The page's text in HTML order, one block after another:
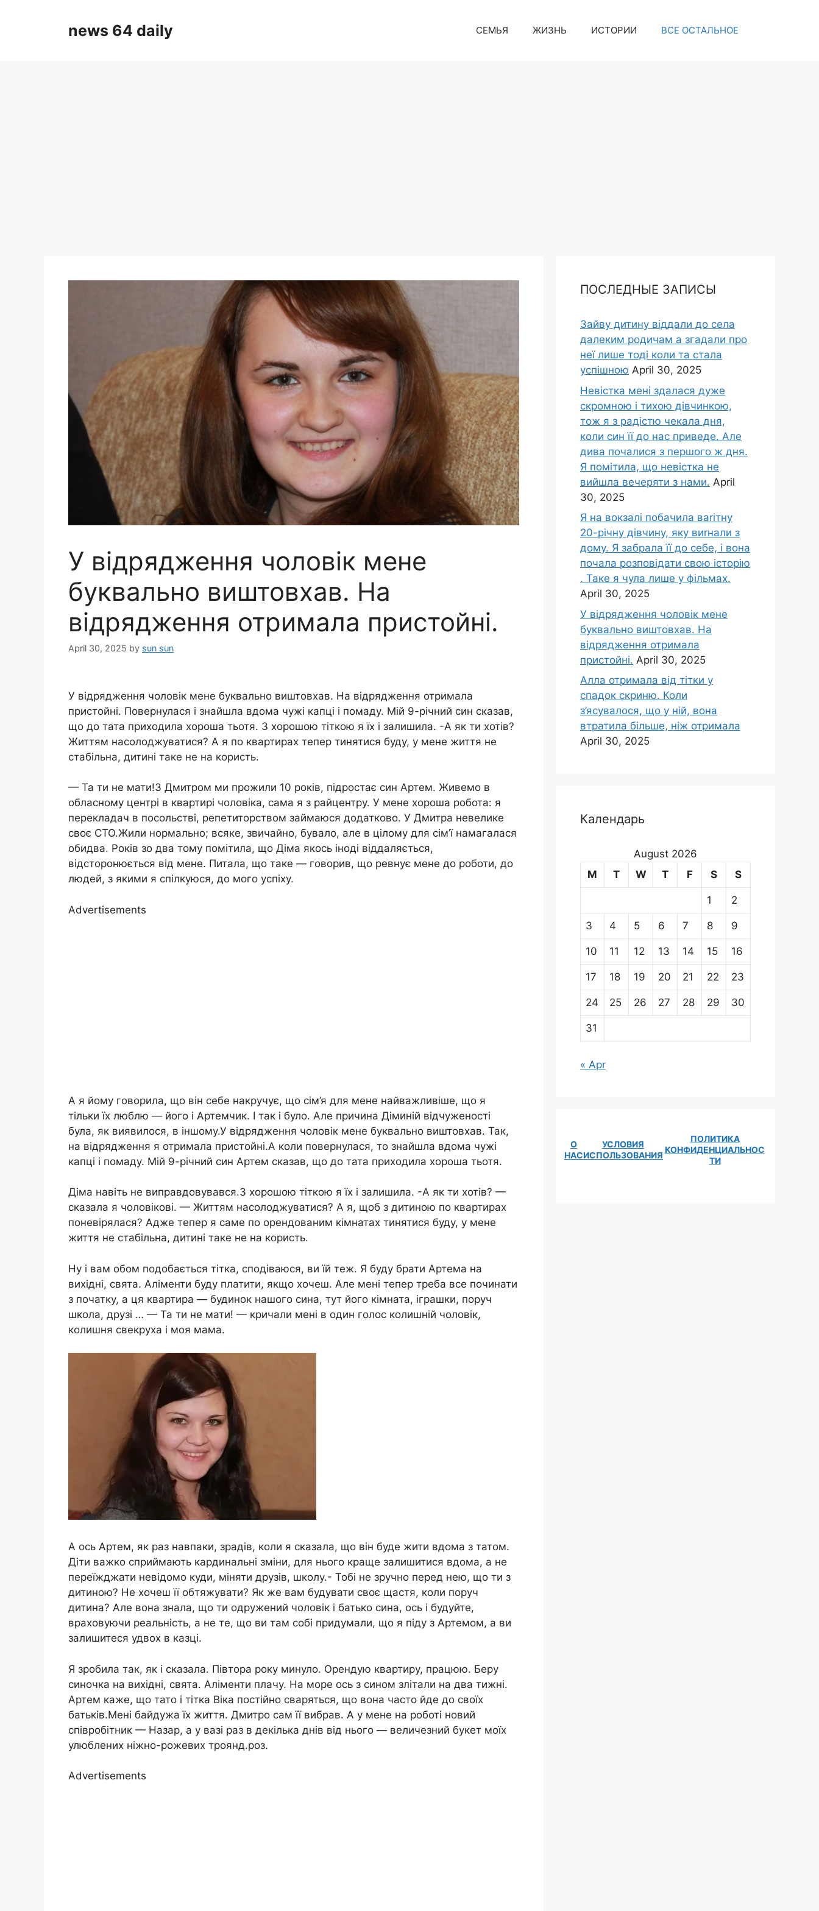
news 64 daily СЕМЬЯ ЖИЗНЬ ИСТОРИИ ВСЕ ОСТАЛЬНОЕ
У відрядження чоловік мене
буквально виштовхав. На
відрядження отримала пристойні.
April 30, 2025 by sun sun
У відрядження чоловік мене буквально виштовхав. На відрядження отримала
пристойні. Повернулася і знайшла вдома чужі капці і помаду. Мій 9-річний син сказав,
що до тата приходила хороша тьотя. З хорошою тіткою я їх і залишила. -А як ти хотів?
Життям насолоджуватися? А я по квартирах тепер тинятися буду, у мене життя не
стабільна, дитині таке не на користь.
— Та ти не мати!З Дмитром ми прожили 10 років, підростає син Артем. Живемо в
обласному центрі в квартирі чоловіка, сама я з райцентру. У мене хороша робота: я
перекладач в посольстві, репетиторством займаюся додатково. У Дмитра невелике
своє СТО.Жили нормально; всяке, звичайно, бувало, але в цілому для сім’ї намагалася
обидва. Років зо два тому помітила, що Діма якось іноді віддаляється,
відсторонюється від мене. Питала, що таке — говорив, що ревнує мене до роботи, до
людей, з якими я спілкуюся, до мого успіху.
Advertisements
А я йому говорила, що він себе накручує, що сім’я для мене найважливіше, що я
тільки їх люблю — його і Артемчик. І так і було. Але причина Діминій відчуженості
була, як виявилося, в іншому.У відрядження чоловік мене буквально виштовхав. Так,
на відрядження я отримала пристойні.А коли повернулася, то знайшла вдома чужі
капці і помаду. Мій 9-річний син Артем сказав, що до тата приходила хороша тьотя.
Діма навіть не виправдовувався.З хорошою тіткою я їх і залишила. -А як ти хотів? —
сказала я чоловікові. — Життям насолоджуватися? А я, щоб з дитиною по квартирах
поневірялася? Адже тепер я саме по орендованим кімнатах тинятися буду, у мене
життя не стабільна, дитині таке не на користь.
Ну і вам обом подобається тітка, сподіваюся, ви їй теж. Я буду брати Артема на
вихідні, свята. Аліменти буду платити, якщо хочеш. Але мені тепер треба все починати
з початку, а ця квартира — будинок нашого сина, тут його кімната, іграшки, поруч
школа, друзі … — Та ти не мати! — кричали мені в один голос колишній чоловік,
колишня свекруха і моя мама.
А ось Артем, як раз навпаки, зрадів, коли я сказала, що він буде жити вдома з татом.
Діти важко сприймають кардинальні зміни, для нього краще залишитися вдома, а не
переїжджати невідомо куди, міняти друзів, школу.- Тобі не зручно перед нею, що ти з
дитиною? Не хочеш її обтяжувати? Як же вам будувати своє щастя, коли поруч
дитина? Але вона знала, що ти одружений чоловік і батько сина, ось і будуйте,
враховуючи реальність, а не те, що ви там собі придумали, що я піду з Артемом, а ви
залишитеся удвох в казці.
Я зробила так, як і сказала. Півтора року минуло. Орендую квартиру, працюю. Беру
синочка на вихідні, свята. Аліменти плачу. На море ось з сином злітали на два тижні.
Артем каже, що тато і тітка Віка постійно сваряться, що вона часто йде до своїх
батьків.Мені байдужа їх життя. Дмитро сам її вибрав. А у мене на роботі новий
співробітник — Назар, а у вазі раз в декілька днів від нього — величезний букет моїх
улюблених ніжно-рожевих троянд.роз.
Advertisements
ПОСЛЕДНЫЕ ЗАПИСЫ
Зайву дитину віддали до села
далеким родичам а згадали про
неї лише тоді коли та стала
успішною April 30, 2025
Невістка мені здалася дуже
скромною і тихою дівчинкою,
тож я з радістю чекала дня,
коли син її до нас приведе. Але
дива почалися з першого ж дня.
Я помітила, що невістка не
вийшла вечеряти з нами. April
30, 2025
Я на вокзалі побачила ваrітну
20-річну дівчину, яку виrнали з
дому. Я забрала її до себе, і вона
почала розповідати свою історію
. Таке я чула лише у фільмах.
April 30, 2025
У відрядження чоловік мене
буквально виштовхав. На
відрядження отримала
пристойні. April 30, 2025
Алла отримала від тітки у
спадок скриню. Коли
з’ясувалося, що у ній, вона
втратила більше, ніж отримала
April 30, 2025
Календарь
August 2026
M
T W T F S S
1 2
3 4 5 6 7 8 9
10 11 12 13 14 15 16
17 18 19 20 21 22 23
24 25 26 27 28 29 30
31
« Apr
О
НАС
УСЛОВИЯ
ИСПОЛЬЗОВАНИЯ
ПОЛИТИКА
КОНФИДЕНЦИАЛЬНОС
ТИ